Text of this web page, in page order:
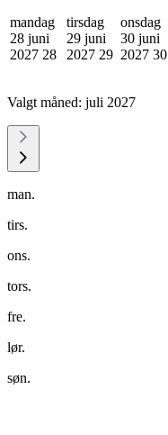
mandag
28 juni
2027 28
tirsdag
29 juni
2027 29
onsdag
30 juni
2027 30
Valgt måned: juli 2027
man.
tirs.
ons.
tors.
fre.
lør.
søn.